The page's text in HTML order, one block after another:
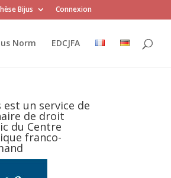
Bijus Connexion
Norm EDCJFA
est un service de
de droit
du Centre
franco-